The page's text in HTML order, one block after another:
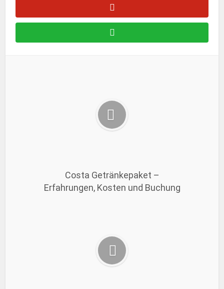
Costa Getränkepaket –
Erfahrungen, Kosten und Buchung